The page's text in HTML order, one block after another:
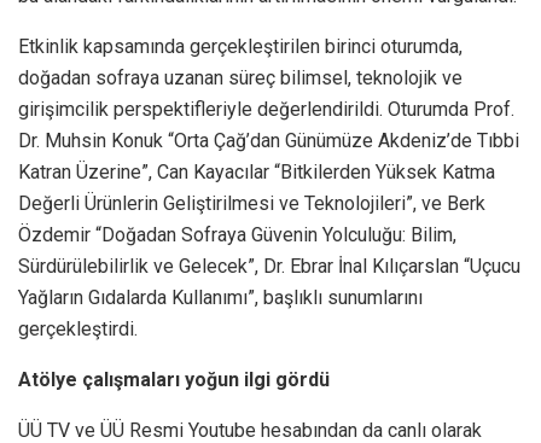
Etkinlik kapsamında gerçekleştirilen birinci oturumda,
doğadan sofraya uzanan süreç bilimsel, teknolojik ve
girişimcilik perspektifleriyle değerlendirildi. Oturumda Prof.
Dr. Muhsin Konuk “Orta Çağ’dan Günümüze Akdeniz’de Tıbbi
Katran Üzerine”, Can Kayacılar “Bitkilerden Yüksek Katma
Değerli Ürünlerin Geliştirilmesi ve Teknolojileri”, ve Berk
Özdemir “Doğadan Sofraya Güvenin Yolculuğu: Bilim,
Sürdürülebilirlik ve Gelecek”, Dr. Ebrar İnal Kılıçarslan “Uçucu
Yağların Gıdalarda Kullanımı”, başlıklı sunumlarını
gerçekleştirdi.
Atölye çalışmaları yoğun ilgi gördü
ÜÜ TV ve ÜÜ Resmi Youtube hesabından da canlı olarak